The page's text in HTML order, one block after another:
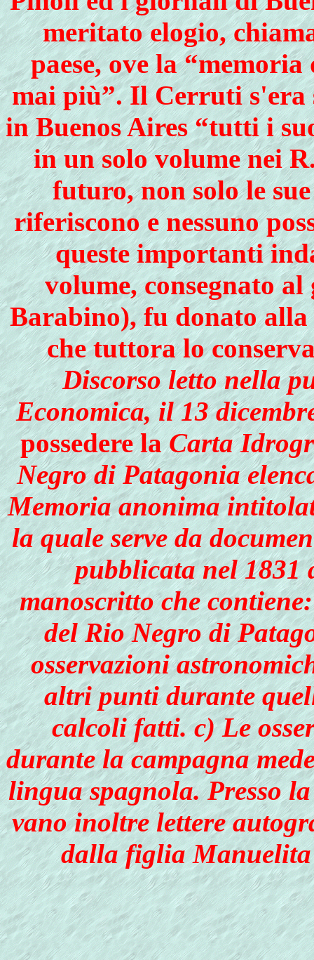
meritato elogio,
paese, ove la
mai più”. Il Cerruti s'era
in Buenos Aires “tutti i
in un solo volume nei
futuro, non solo le
riferiscono e nessuno
queste importanti
volume, consegnato
Barabino), fu donato
che tuttora lo
Discorso letto nella
Economica, il 13
possedere laCarta
Negro di Patagonia
Memoria anonima
la quale serve da
pubblicata nel 1831
manoscrittoche
del Rio Negro di
osservazioni
altri punti durante
calcoli fatti. c) Le
durante la campagna
lingua spagnola. Presso
vano inoltre lettere
dalla figlia Manuelita